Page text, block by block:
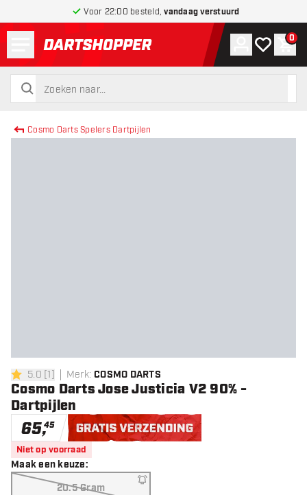
Voor 22:00 besteld,vandaag verstuurd
terug naar home pagina
zoeken
zoeken
Account
Mijn 0
Cosmo Darts Spelers Dartpijlen
5 score sterren
5.0 [1] Merk: COSMO DARTS
Cosmo Darts Jose Justicia V2 90% -
Dartpijlen
65,45
Gratis verzending
Niet op voorraad
Maak een keuze:
20.5 Gram